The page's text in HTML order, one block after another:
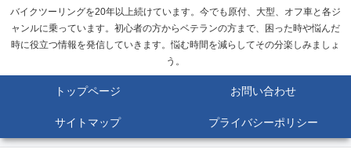
バイクツーリングを20年以上続けています。今でも原付、大型、オフ車と各ジ
ャンルに乗っています。初心者の方からベテランの方まで、困った時や悩んだ
時に役立つ情報を発信していきます。悩む時間を減らしてその分楽しみましょ
う。
トップページ お問い合わせ
サイトマップ プライバシーポリシー